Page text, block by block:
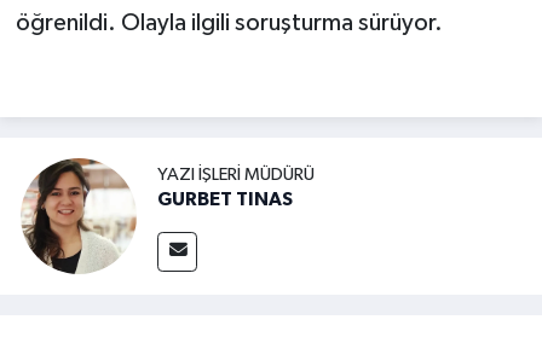
öğrenildi. Olayla ilgili soruşturma sürüyor.
YAZI İŞLERI MÜDÜRÜ
GURBET TINAS